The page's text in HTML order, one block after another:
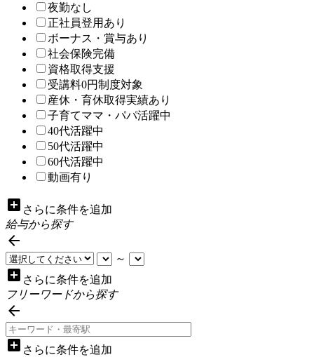
夜勤なし
正社員登用あり
ボーナス・賞与あり
社会保険完備
資格取得支援
受講料0円制度対象
産休・育休取得実績あり
子育てママ・パパ活躍中
40代活躍中
50代活躍中
60代活躍中
動画有り
add_box さらに条件を追加
給与から探す

～
add_box さらに条件を追加
フリーワードから探す

add_box さらに条件を追加